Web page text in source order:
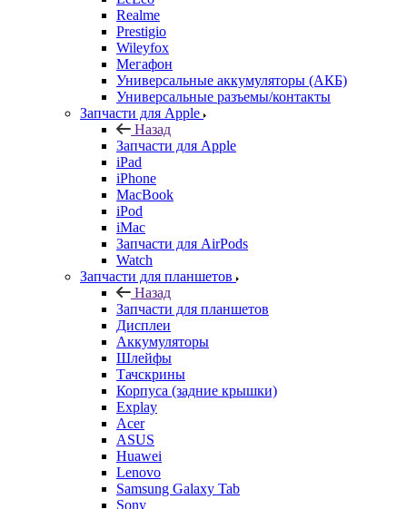
Универсальные аккумуляторы (АКБ)
Универсальные разъемы/контакты
Запчасти для Apple
Назад
Запчасти для Apple
iPad
iPhone
MacBook
iPod
iMac
Запчасти для AirPods
Watch
Запчасти для планшетов
Назад
Запчасти для планшетов
Дисплеи
Аккумуляторы
Шлейфы
Тачскрины
Корпуса (задние крышки)
Explay
Acer
ASUS
Huawei
Lenovo
Samsung Galaxy Tab
Sony
Xiaomi
Запчасти для ноутбуков
Назад
Запчасти для ноутбуков